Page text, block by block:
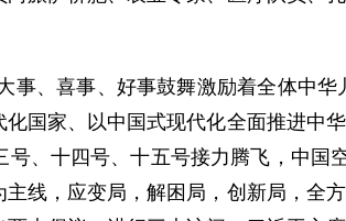
、喜事、好事鼓舞激励着全体中
国家、以中国式现代化全面推进中
、十四号、十五号接力腾飞，中国
线，应变局，解困局，创新局，全